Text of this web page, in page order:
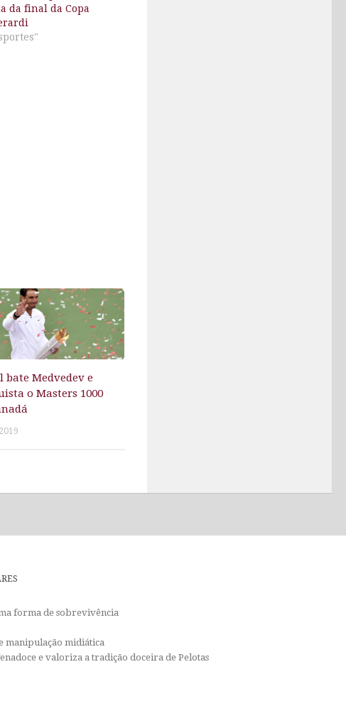
da final da Copa
bate Medvedev e
o Masters 1000
forma de sobrevivência
manipulação midiática
e valoriza a tradição doceira de Pelotas